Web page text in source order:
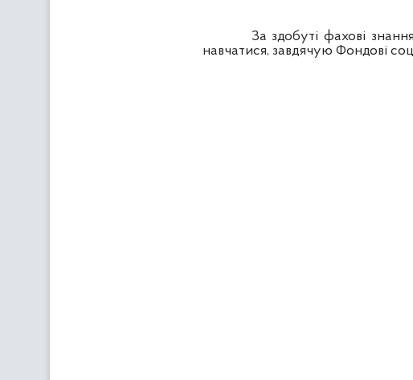
За здобуті фахові знання я
навчатися, завдячую Фондові